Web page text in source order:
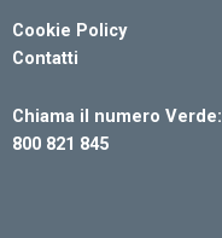
Cookie Policy
Contatti
Chiama il numero Verde:
800 821 845